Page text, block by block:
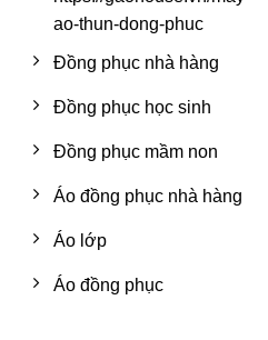
ao-thun-dong-phuc
Đồng phục nhà hàng
Đồng phục học sinh
Đồng phục mầm non
Áo đồng phục nhà hàng
Áo lớp
Áo đồng phục